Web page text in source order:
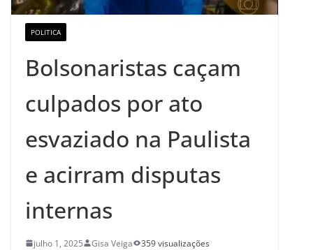
POLITICA
Bolsonaristas caçam
culpados por ato
esvaziado na Paulista
e acirram disputas
internas
julho 1, 2025 Gisa Veiga
359 visualizações